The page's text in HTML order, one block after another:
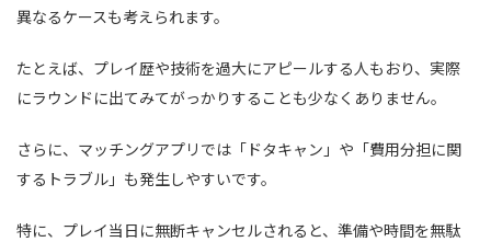
異なるケースも考えられます。
たとえば、プレイ歴や技術を過大にアピールする人もおり、実際
にラウンドに出てみてがっかりすることも少なくありません。
さらに、マッチングアプリでは「ドタキャン」や「費用分担に関
するトラブル」も発生しやすいです。
特に、プレイ当日に無断キャンセルされると、準備や時間を無駄